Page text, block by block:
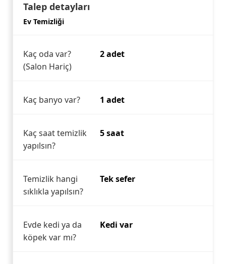
Talep detayları
Ev Temizliği
Kaç oda var?
(Salon Hariç)
2 adet
Kaç banyo var? 1 adet
Kaç saat temizlik
yapılsın?
5 saat
Temizlik hangi
sıklıkla yapılsın?
Tek sefer
Evde kedi ya da
köpek var mı?
Kedi var